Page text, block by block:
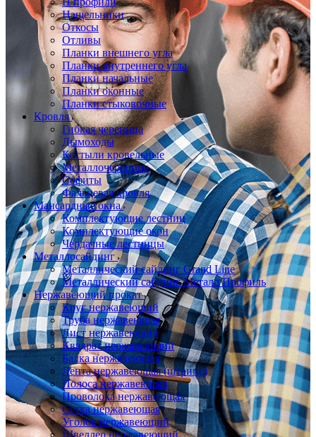
Нащельники
Откосы
Отливы
Планки внешнего угла
Планки внутреннего угла
Планки начальные
Планки оконные
Планки стыковочные
Кровля
Гибкая черепица
Дымоходы
Костыли кровельные
Металлочерепица
Софиты
Фальцевая кровля
Мансардные окна
Комплектующие лестниц
Комплектующие окон
Чердачные лестницы
Металлосайдинг
Металлический сайдинг Grand Line
Металлический сайдинг Металл Профиль
Нержавеющий прокат
Круг нержавеющий
Труба нержавеющая
Лист нержавеющий
Квадрат нержавеющий
Балка нержавеющая
Лента нержавеющая (штрипс)
Полоса нержавеющая
Проволока нержавеющая
Сетка нержавеющая
Уголок нержавеющий
Швеллер нержавеющий